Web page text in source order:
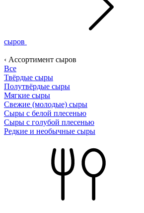
сыров
‹ Ассортимент сыров
Все
Твёрдые сыры
Полутвёрдые сыры
Мягкие сыры
Свежие (молодые) сыры
Сыры с белой плесенью
Сыры с голубой плесенью
Редкие и необычные сыры